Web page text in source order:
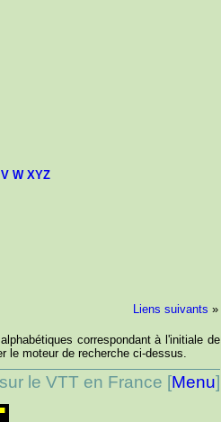
V W XYZ
Liens suivants »
correspondant à l'initiale de
le moteur de recherche ci-dessus.
le VTT en France [Menu]